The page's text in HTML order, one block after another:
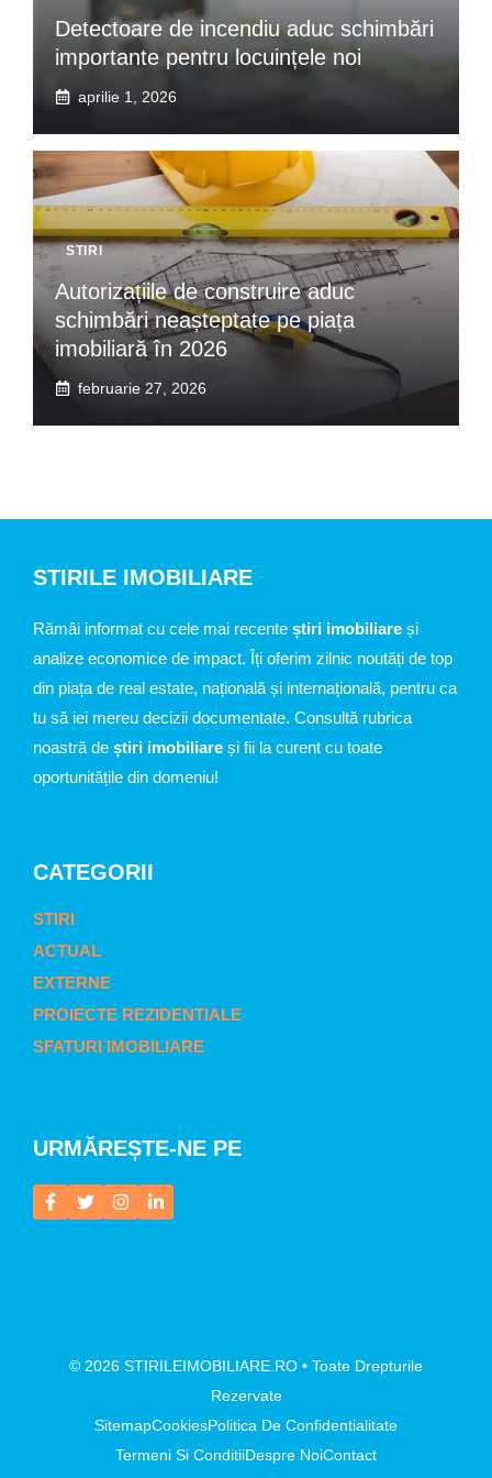
Detectoare de incendiu aduc schimbări
importante pentru locuințele noi
aprilie 1, 2026
STIRI
Autorizațiile de construire aduc
schimbări neașteptate pe piața
imobiliară în 2026
februarie 27, 2026
STIRILE IMOBILIARE
Rămâi informat cu cele mai recente știri imobiliare și
analize economice de impact. Îți oferim zilnic noutăți de top
din piața de real estate, națională și internațională, pentru ca
tu să iei mereu decizii documentate. Consultă rubrica
noastră de știri imobiliare și fii la curent cu toate
oportunitățile din domeniu!
CATEGORII
STIRI
ACTUAL
EXTERNE
PROIECTE REZIDENTIALE
SFATURI IMOBILIARE
URMĂREȘTE-NE PE
© 2026 STIRILEIMOBILIARE.RO • Toate Drepturile
Rezervate
SitemapCookiesPolitica De Confidentialitate
Termeni Si ConditiiDespre NoiContact